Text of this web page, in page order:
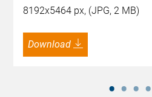
8192x5464 px, (JPG, 2 MB)
Download